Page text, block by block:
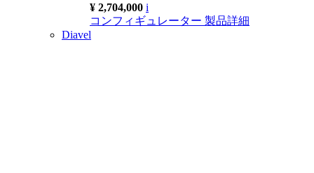
¥ 2,704,000 i
コンフィギュレーター 製品詳細
Diavel